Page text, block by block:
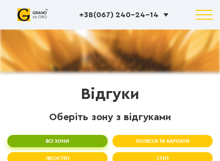
+38(067) 240-24-14
Відгуки
Оберіть зону з відгуками
ВСІ ЗОНИ ПОЛІССЯ ТА КАРПАТИ
ЛІСОСТЕП СТЕП